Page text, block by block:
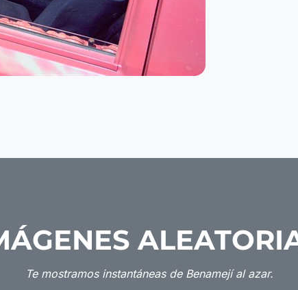
Te mostramos instantáneas de Benamejí al azar.